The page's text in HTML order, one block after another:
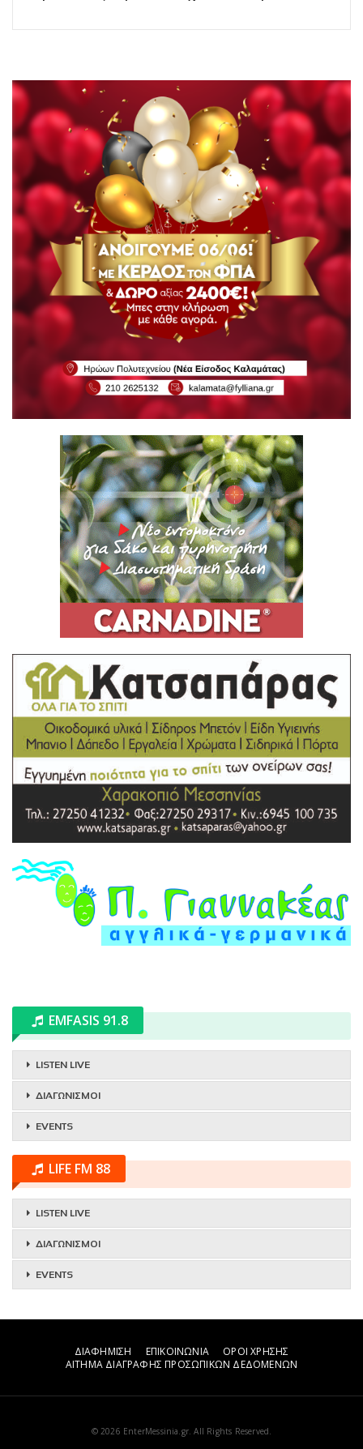
EMFASIS 91.8
LISTEN LIVE
ΔΙΑΓΩΝΙΣΜΟΙ
EVENTS
LIFE FM 88
LISTEN LIVE
ΔΙΑΓΩΝΙΣΜΟΙ
EVENTS
ΔΙΑΦΗΜΙΣΗ ΕΠΙΚΟΙΝΩΝΙΑ
ΟΡΟΙ ΧΡΗΣΗΣ
ΑΙΤΗΜΑ ΔΙΑΓΡΑΦΗΣ ΠΡΟΣΩΠΙΚΩΝ ΔΕΔΟΜΕΝΩΝ
© 2026 EnterMessinia.gr. All Rights Reserved.